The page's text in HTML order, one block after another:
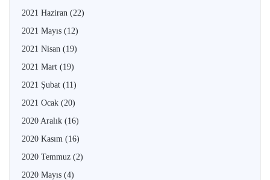
2021 Haziran (22)
2021 Mayıs (12)
2021 Nisan (19)
2021 Mart (19)
2021 Şubat (11)
2021 Ocak (20)
2020 Aralık (16)
2020 Kasım (16)
2020 Temmuz (2)
2020 Mayıs (4)